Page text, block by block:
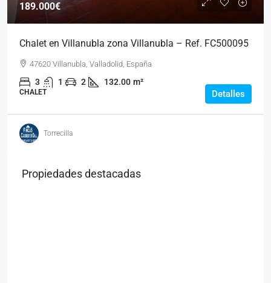
189.000€
Chalet en Villanubla zona Villanubla – Ref. FC500095
47620 Villanubla, Valladolid, España
3 1 2 132.00 m²
CHALET Detalles
Torrecilla
Propiedades destacadas